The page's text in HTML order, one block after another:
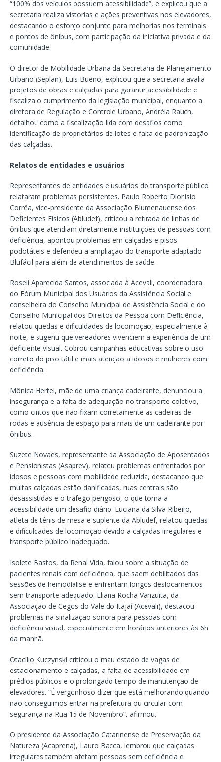
“100% dos veículos possuem acessibilidade”, e explicou que a
secretaria realiza vistorias e ações preventivas nos elevadores,
destacando o esforço conjunto para melhorias nos terminais
e pontos de ônibus, com participação da iniciativa privada e da
comunidade.
O diretor de Mobilidade Urbana da Secretaria de Planejamento
Urbano (Seplan), Luis Bueno, explicou que a secretaria avalia
projetos de obras e calçadas para garantir acessibilidade e
fiscaliza o cumprimento da legislação municipal, enquanto a
diretora de Regulação e Controle Urbano, Andréia Rauch,
detalhou como a fiscalização lida com desafios como
identificação de proprietários de lotes e falta de padronização
das calçadas.
Relatos de entidades e usuários
Representantes de entidades e usuários do transporte público
relataram problemas persistentes. Paulo Roberto Dionísio
Corrêa, vice-presidente da Associação Blumenauense dos
Deficientes Físicos (Abludef), criticou a retirada de linhas de
ônibus que atendiam diretamente instituições de pessoas com
deficiência, apontou problemas em calçadas e pisos
podotáteis e defendeu a ampliação do transporte adaptado
Blufácil para além de atendimentos de saúde.
Roseli Aparecida Santos, associada à Acevali, coordenadora
do Fórum Municipal dos Usuários da Assistência Social e
conselheira do Conselho Municipal de Assistência Social e do
Conselho Municipal dos Direitos da Pessoa com Deficiência,
relatou quedas e dificuldades de locomoção, especialmente à
noite, e sugeriu que vereadores vivenciem a experiência de um
deficiente visual. Cobrou campanhas educativas sobre o uso
correto do piso tátil e mais atenção a idosos e mulheres com
deficiência.
Mônica Hertel, mãe de uma criança cadeirante, denunciou a
insegurança e a falta de adequação no transporte coletivo,
como cintos que não fixam corretamente as cadeiras de
rodas e ausência de espaço para mais de um cadeirante por
ônibus.
Suzete Novaes, representante da Associação de Aposentados
e Pensionistas (Asaprev), relatou problemas enfrentados por
idosos e pessoas com mobilidade reduzida, destacando que
muitas calçadas estão danificadas, ruas centrais são
desassistidas e o tráfego perigoso, o que torna a
acessibilidade um desafio diário. Luciana da Silva Ribeiro,
atleta de tênis de mesa e suplente da Abludef, relatou quedas
e dificuldades de locomoção devido a calçadas irregulares e
transporte público inadequado.
Isolete Bastos, da Renal Vida, falou sobre a situação de
pacientes renais com deficiência, que saem debilitados das
sessões de hemodiálise e enfrentam longos deslocamentos
sem transporte adequado. Eliana Rocha Vanzuita, da
Associação de Cegos do Vale do Itajaí (Acevali), destacou
problemas na sinalização sonora para pessoas com
deficiência visual, especialmente em horários anteriores às 6h
da manhã.
Otacílio Kuczynski criticou o mau estado de vagas de
estacionamento e calçadas, a falta de acessibilidade em
prédios públicos e o prolongado tempo de manutenção de
elevadores. “É vergonhoso dizer que está melhorando quando
não conseguimos entrar na prefeitura ou circular com
segurança na Rua 15 de Novembro”, afirmou.
O presidente da Associação Catarinense de Preservação da
Natureza (Acaprena), Lauro Bacca, lembrou que calçadas
irregulares também afetam pessoas sem deficiência e